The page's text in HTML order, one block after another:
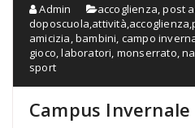
Admin
accoglienza, post
doposcuola,attività,
amicizia,bambini, campo
gioco,laboratori, monserrato,
sport
Campus Invernale